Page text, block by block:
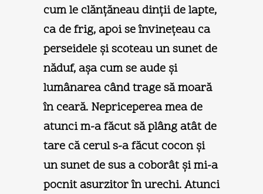
cum le clănţăneau dinţii de lapte,
ca de frig, apoi se învineţeau ca
perseidele şi scoteau un sunet de
năduf, aşa cum se aude şi
lumânarea când trage să moară
în ceară. Nepriceperea mea de
atunci m-a făcut să plâng atât de
tare că cerul s-a făcut cocon şi
un sunet de sus a coborât şi mi-a
pocnit asurzitor în urechi. Atunci